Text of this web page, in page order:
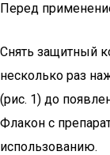
Перед
Снять защитный
несколько раз
(рис. 1) до
Флакон с
использованию.